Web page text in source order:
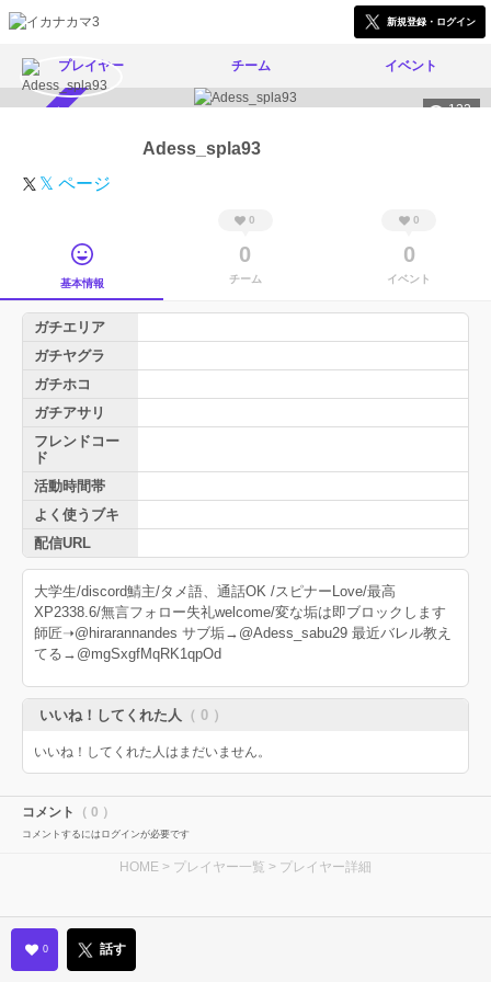
新規登録・ログイン
プレイヤー チーム イベント
132
Adess_spla93
𝕏 ページ
基本情報
0
0
チーム
0
0
イベント
ガチエリア
ガチヤグラ
ガチホコ
ガチアサリ
フレンドコー
ド
活動時間帯
よく使うブキ
配信URL
大学生/discord鯖主/タメ語、通話OK /スピナーLove/最高
XP2338.6/無言フォロー失礼welcome/変な垢は即ブロックします
師匠➝@hirarannandes サブ垢→@Adess_sabu29 最近バレル教え
てる→@mgSxgfMqRK1qpOd
いいね！してくれた人 （ 0 ）
いいね！してくれた人はまだいません。
コメント （ 0 ）
コメントするにはログインが必要です
HOME > プレイヤー一覧 > プレイヤー詳細
0 話す